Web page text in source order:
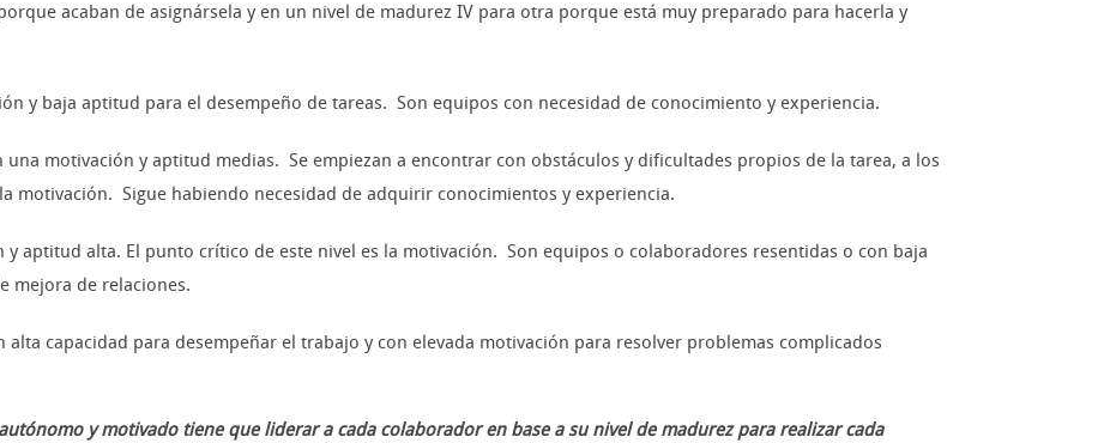
acaban de asignársela y en un nivel de madurez IV para otra porque está muy preparado para hacerla y
y baja aptitud para el desempeño de tareas. Son equipos con necesidad de conocimiento y experiencia.
motivación y aptitud medias. Se empiezan a encontrar con obstáculos y dificultades propios de la tarea, a los
motivación. Sigue habiendo necesidad de adquirir conocimientos y experiencia.
y aptitud alta. El punto crítico de este nivel es la motivación. Son equipos o colaboradores resentidas o con baja
mejora de relaciones.
alta capacidad para desempeñar el trabajo y con elevada motivación para resolver problemas complicados
y motivado tiene que liderar a cada colaborador en base a su nivel de madurez para realizar cada